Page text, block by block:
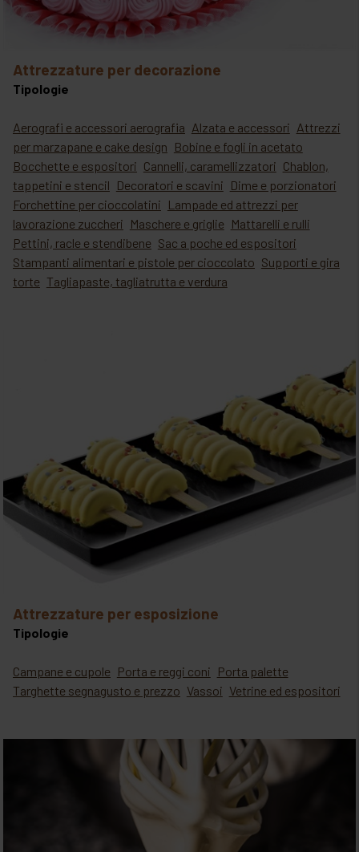
attrezzature per decorazione
Tipologie
Aerografi e accessori aerografia Alzata e accessori Attrezzi
per marzapane e cake design Bobine e fogli in acetato
Bocchette e espositori Cannelli, caramellizzatori Chablon,
tappetini e stencil Decoratori e scavini Dime e porzionatori
Forchettine per cioccolatini Lampade ed attrezzi per
lavorazione zuccheri Maschere e griglie Mattarelli e rulli
Pettini, racle e stendibene Sac a poche ed espositori
Stampanti alimentari e pistole per cioccolato Supporti e gira
torte Tagliapaste, tagliatrutta e verdura
attrezzature per esposizione
Tipologie
Campane e cupole Porta e reggi coni Porta palette
Targhette segnagusto e prezzo Vassoi Vetrine ed espositori